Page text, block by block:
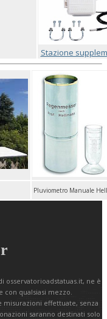
Stazione
Pluviometro Manuale
osservatorioadstatuas.it, ne è
qualsiasi mezzo.
misurazioni effettuate, senza
saranno destinati solo